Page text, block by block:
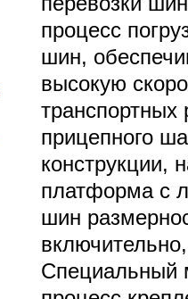
процесс
шин,
высокую
транспортных
прицепного
конструкции,
платформа с
шин
Специальный